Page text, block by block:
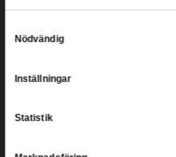
annonserna till
medier och analysera vår
identifierare och annan
medier och annons- och
kan i sin tur kombinera
har tillhandahållit eller